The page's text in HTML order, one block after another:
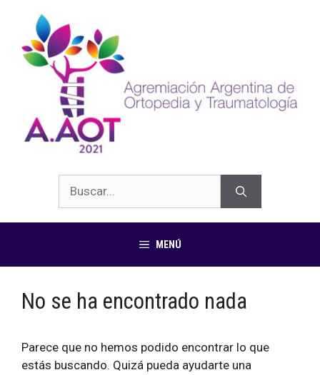
MENÚ
No se ha encontrado nada
Parece que no hemos podido encontrar lo que
estás buscando. Quizá pueda ayudarte una